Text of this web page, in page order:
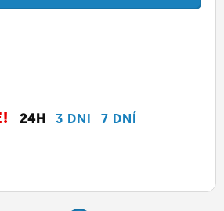
24H 3 DNI 7 DNÍ